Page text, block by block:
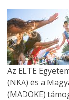
Az ELTE
(NKA) és a
(MADOKE)